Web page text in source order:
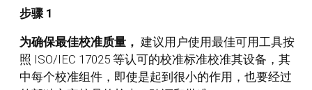
步骤 1
为确保最佳校准质量， 建议用户使用最佳可用工具按
照 ISO/IEC 17025 等认可的校准标准校准其设备，其
中每个校准组件，即使是起到很小的作用，也要经过